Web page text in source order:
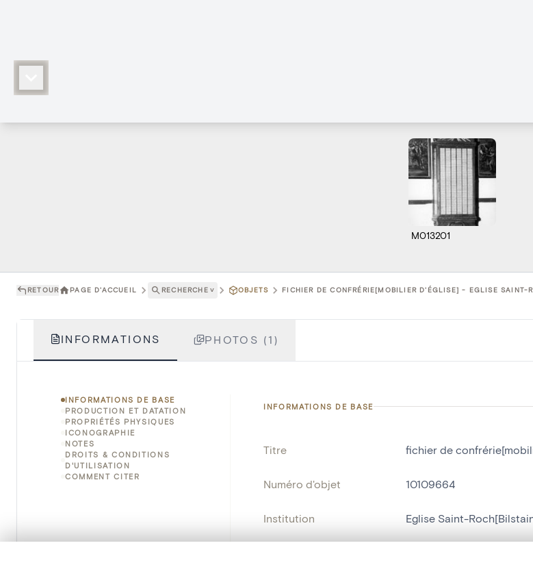
M013201
RETOUR PAGE D'ACCUEIL RECHERCHE ˅ OBJETS FICHIER DE CONFRÉRIE[MOBILIER D'ÉGLISE] - EGLISE SAINT-
INFORMATIONS PHOTOS (1)
INFORMATIONS DE BASE
PRODUCTION ET DATATION
PROPRIÉTÉS PHYSIQUES
ICONOGRAPHIE
NOTES
DROITS & CONDITIONS
D'UTILISATION
COMMENT CITER
INFORMATIONS DE BASE
Titre fichier de
Numéro d'objet 10109664
Institution Eglise Saint-